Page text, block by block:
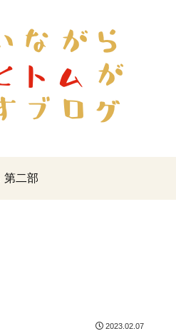
第二部
2023.02.07